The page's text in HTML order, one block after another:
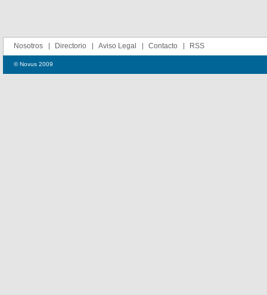
Nosotros Directorio Aviso Legal Contacto RSS
© Novus 2009